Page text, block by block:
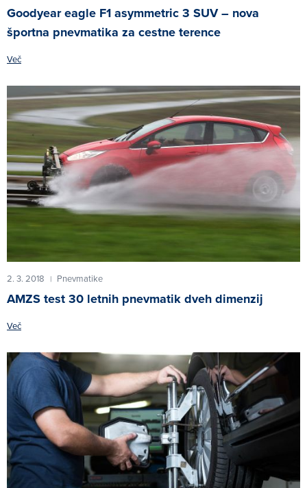
Goodyear eagle F1 asymmetric 3 SUV – nova
športna pnevmatika za cestne terence
Več
2. 3. 2018 | Pnevmatike
AMZS test 30 letnih pnevmatik dveh dimenzij
Več